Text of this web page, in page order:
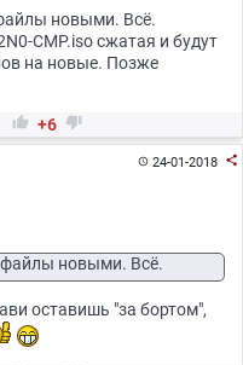
новыми. Всё.
CMP.iso сжатая и будут
на новые. Позже
 +6 
24-01-2018 
файлы новыми. Всё.
оставишь "за бортом",